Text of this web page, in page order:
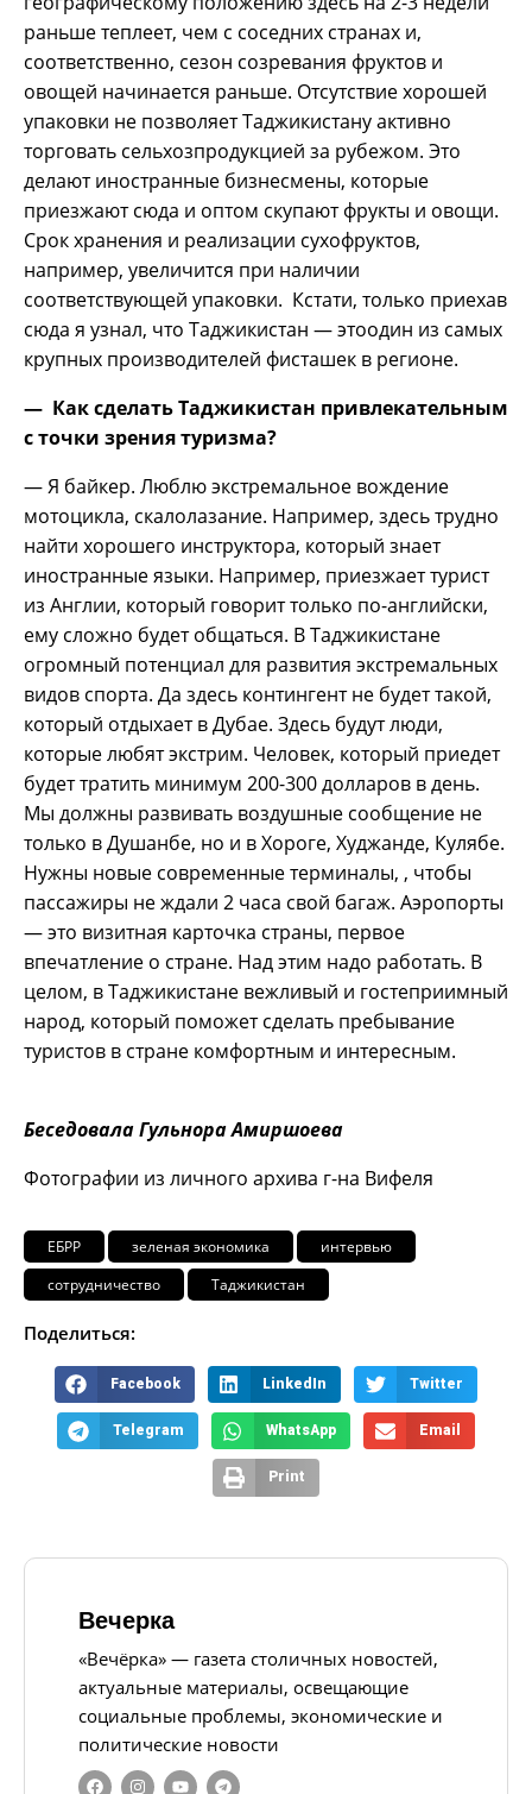
раньше теплеет, чем с соседних странах и,
соответственно, сезон созревания фруктов и
овощей начинается раньше. Отсутствие хорошей
упаковки не позволяет Таджикистану активно
торговать сельхозпродукцией за рубежом. Это
делают иностранные бизнесмены, которые
приезжают сюда и оптом скупают фрукты и овощи.
Срок хранения и реализации сухофруктов,
например, увеличится при наличии
соответствующей упаковки. Кстати, только приехав
сюда я узнал, что Таджикистан — этоодин из самых
крупных производителей фисташек в регионе.
— Как сделать Таджикистан привлекательным
с точки зрения туризма?
— Я байкер. Люблю экстремальное вождение
мотоцикла, скалолазание. Например, здесь трудно
найти хорошего инструктора, который знает
иностранные языки. Например, приезжает турист
из Англии, который говорит только по-английски,
ему сложно будет общаться. В Таджикистане
огромный потенциал для развития экстремальных
видов спорта. Да здесь контингент не будет такой,
который отдыхает в Дубае. Здесь будут люди,
которые любят экстрим. Человек, который приедет
будет тратить минимум 200-300 долларов в день.
Мы должны развивать воздушные сообщение не
только в Душанбе, но и в Хороге, Худжанде, Кулябе.
Нужны новые современные терминалы, , чтобы
пассажиры не ждали 2 часа свой багаж. Аэропорты
— это визитная карточка страны, первое
впечатление о стране. Над этим надо работать. В
целом, в Таджикистане вежливый и гостеприимный
народ, который поможет сделать пребывание
туристов в стране комфортным и интересным.
Беседовала Гульнора Амиршоева
Фотографии из личного архива г-на Вифеля
ЕБРР зеленая экономика
интервью
сотрудничество
Таджикистан
Поделиться:
Facebook LinkedIn Twitter
Telegram WhatsApp Email
Print
Вечерка
«Вечёрка» — газета столичных новостей,
актуальные материалы, освещающие
социальные проблемы, экономические и
политические новости